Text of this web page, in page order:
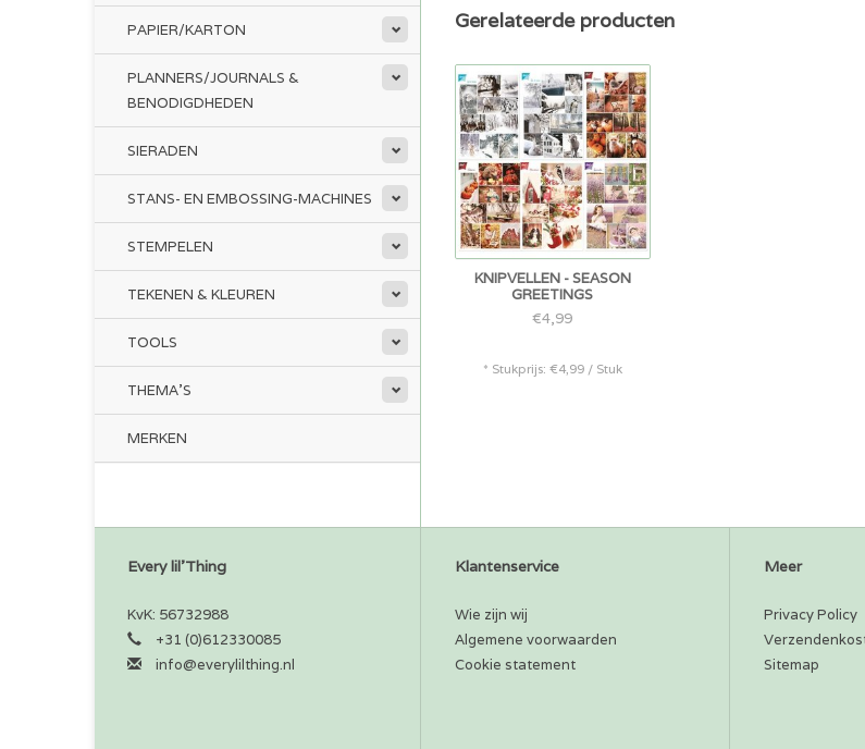
PAPIER/KARTON
PLANNERS/JOURNALS &
BENODIGDHEDEN
SIERADEN
STANS- EN EMBOSSING-MACHINES
STEMPELEN
TEKENEN & KLEUREN
TOOLS
THEMA'S
MERKEN
Gerelateerde producten
KNIPVELLEN - SEASON
GREETINGS
€4,99
* Stukprijs: €4,99 / Stuk
Every lil'Thing
KvK: 56732988
+31 (0)612330085
info@everylilthing.nl
Klantenservice
Wie zijn wij
Algemene voorwaarden
Cookie statement
Meer
Privacy Policy
Sitemap